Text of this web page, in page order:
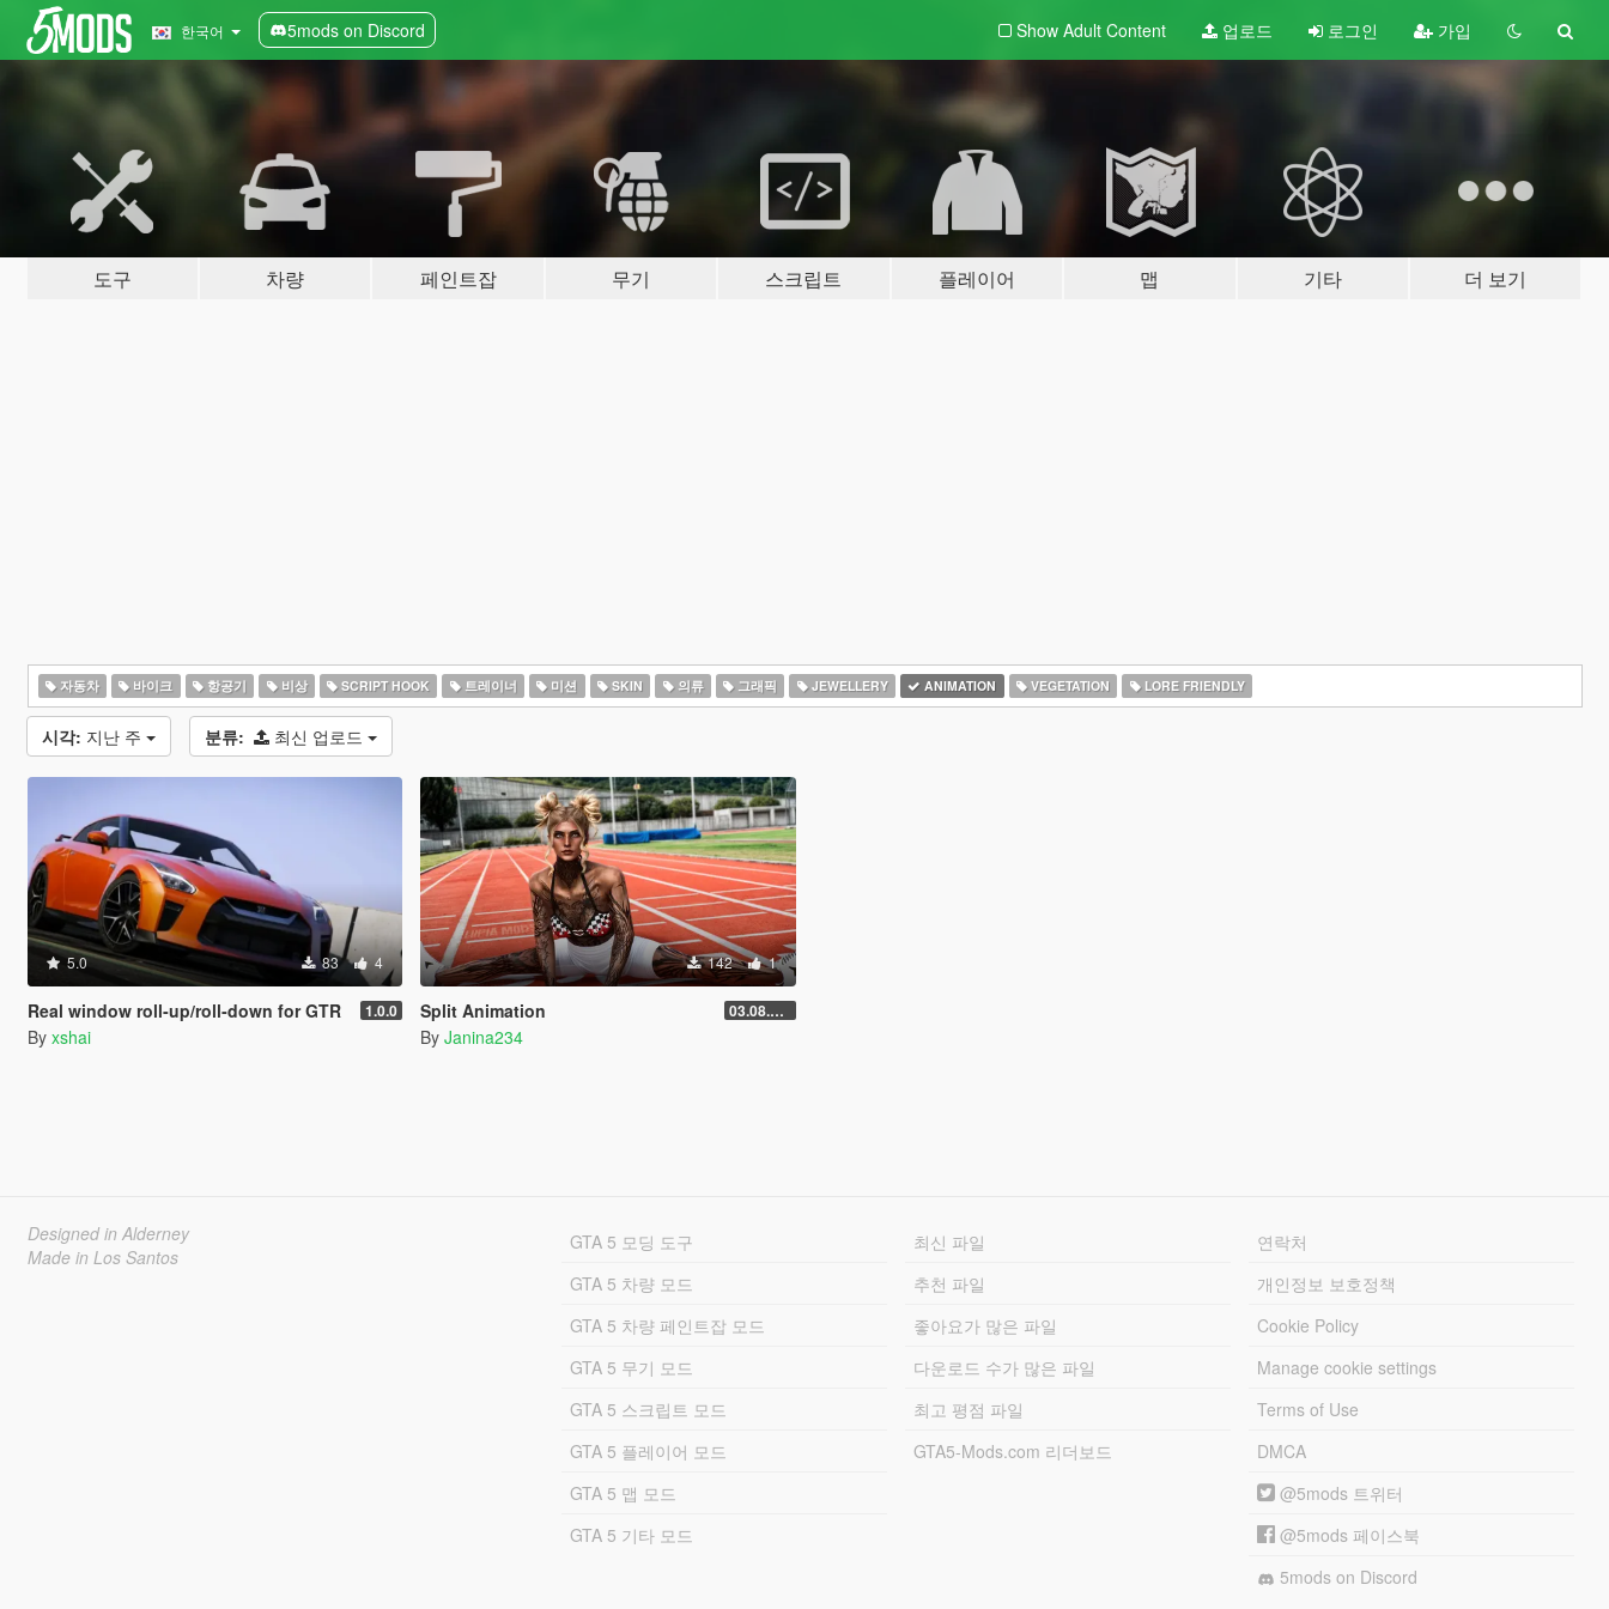
한국어 5mods on Discord Show Adult Content 업로드 로그인 가입
도구 차량 페인트잡 무기 스크립트 플레이어 맵 기타 더 보기
자동차 바이크 항공기 비상 SCRIPT HOOK 트레이너 미션 SKIN 의류 그래픽 JEWELLERY ANIMATION VEGETATION LORE FRIENDLY
시각: 지난 주 분류: 최신 업로드
5.0 83 4
Real window roll‑up/roll‑down for GTR 1.0.0
By xshai
142 1
Split Animation 03.08.2026
By Janina234
Designed in Alderney
Made in Los Santos
GTA 5 모딩 도구
GTA 5 차량 모드
GTA 5 차량 페인트잡 모드
GTA 5 무기 모드
GTA 5 스크립트 모드
GTA 5 플레이어 모드
GTA 5 맵 모드
GTA 5 기타 모드
최신 파일
추천 파일
좋아요가 많은 파일
다운로드 수가 많은 파일
최고 평점 파일
GTA5-Mods.com 리더보드
연락처
개인정보 보호정책
Cookie Policy
Manage cookie settings
Terms of Use
DMCA
@5mods 트위터
@5mods 페이스북
5mods on Discord